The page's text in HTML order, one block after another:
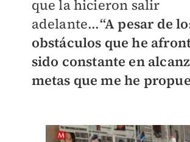
que la hicieron salir
adelante...“A pesar de
obstáculos que he
sido constante en
metas que me he